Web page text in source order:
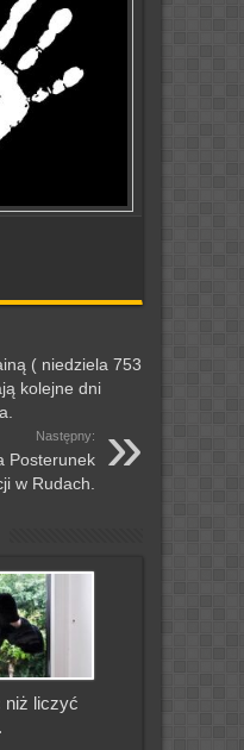
( niedziela 753
kolejne dni
Następny:
Posterunek
w Rudach.
niż liczyć